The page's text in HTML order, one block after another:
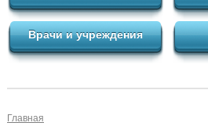
Врачи и учреждения
Главная